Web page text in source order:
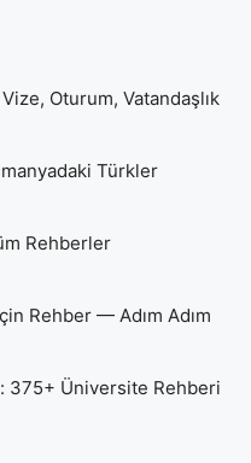
Oturum, Vatandaşlık
Türkler
Rehberler
Rehber — Adım Adım
375+ Üniversite Rehberi